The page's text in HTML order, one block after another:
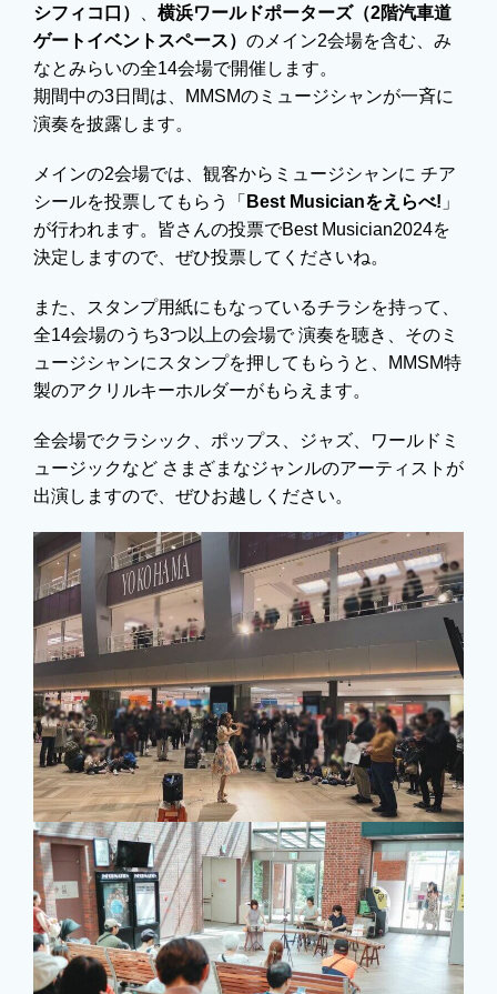
シフィコ口）
横浜ワールドポーターズ（2階汽車道
ゲートイベントスペース） のメイン2会場を含む、み
なとみらいの全14会場で開催します。
期間中の3日間は、MMSMのミュージシャンが一斉に
演奏を披露します。
メインの2会場では、観客からミュージシャンに チア
シールを投票してもらう「Best Musicianをえらべ! 」
が行われます。皆さんの投票でBest Musician2024を
決定しますので、ぜひ投票してくださいね。
また、スタンプ用紙にもなっているチラシを持って、
全14会場のうち3つ以上の会場で 演奏を聴き、そのミ
ュージシャンにスタンプを押してもらうと、MMSM特
製のアクリルキーホルダーがもらえます。
全会場でクラシック、ポップス、ジャズ、ワールドミ
ュージックなど さまざまなジャンルのアーティストが
出演しますので、ぜひお越しください。